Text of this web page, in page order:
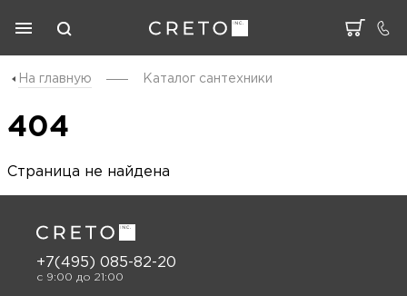
На главную Каталог cантехники
404
Страница не найдена
+7(495) 085-82-20
c 9:00 до 21:00